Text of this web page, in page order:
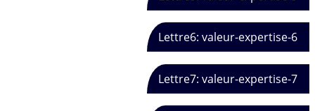
Lettre6: valeur-expertise-6
Lettre7: valeur-expertise-7